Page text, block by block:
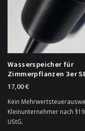
Wasserspeicher für
Zimmerpflanzen 3er
17,00€
Kein
Kleinunternehmer nach
UStG.